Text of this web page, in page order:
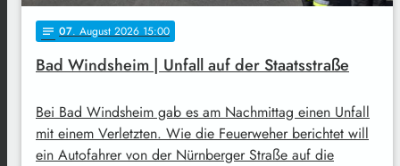
notes 07. August 2026 15:00
Bad Windsheim | Unfall auf der Staatsstraße
Bei Bad Windsheim gab es am Nachmittag einen Unfall
mit einem Verletzten. Wie die Feuerweher berichtet will
ein Autofahrer von der Nürnberger Straße auf die